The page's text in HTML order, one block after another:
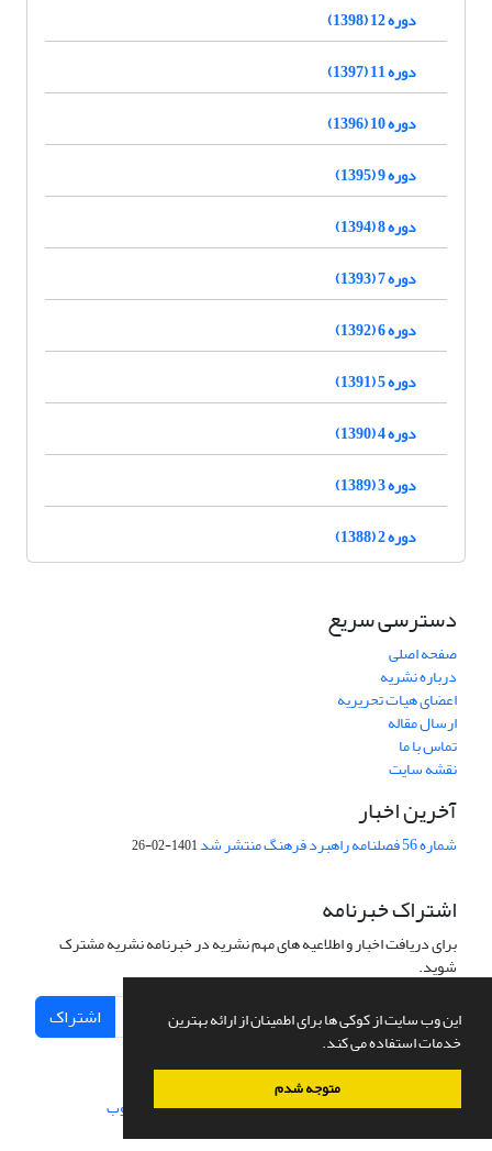
این وب سایت از کوکی ها برای اطمینان از ارائه بهترین
خدمات استفاده می کند.
متوجه شدم
دوره 12 (1398)
دوره 11 (1397)
دوره 10 (1396)
دوره 9 (1395)
دوره 8 (1394)
دوره 7 (1393)
دوره 6 (1392)
دوره 5 (1391)
دوره 4 (1390)
دوره 3 (1389)
دوره 2 (1388)
دسترسی سریع
صفحه اصلی
درباره نشریه
اعضای هیات تحریریه
ارسال مقاله
تماس با ما
نقشه سایت
آخرین اخبار
شماره 56 فصلنامه راهبرد فرهنگ منتشر شد 1401-02-26
اشتراک خبرنامه
برای دریافت اخبار و اطلاعیه های مهم نشریه در خبرنامه نشریه مشترک
شوید.
اشتراک
سامانه مدیریت نشریات علمی.طراحی و پیاده سازی از سیناوب